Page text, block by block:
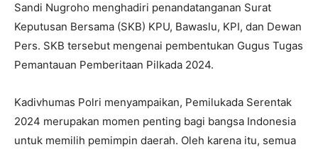
Sandi Nugroho menghadiri penandatanganan Surat
Keputusan Bersama (SKB) KPU, Bawaslu, KPI, dan Dewan
Pers. SKB tersebut mengenai pembentukan Gugus Tugas
Pemantauan Pemberitaan Pilkada 2024.
Kadivhumas Polri menyampaikan, Pemilukada Serentak
2024 merupakan momen penting bagi bangsa Indonesia
untuk memilih pemimpin daerah. Oleh karena itu, semua